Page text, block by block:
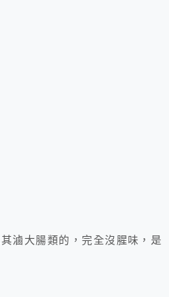
滷大腸類的，完全沒腥味，是